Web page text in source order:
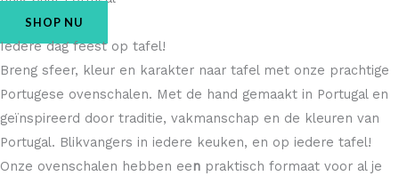
SHOP NU
Iedere dag feest op tafel!
Breng sfeer, kleur en karakter naar tafel met onze prachtige
Portugese ovenschalen. Met de hand gemaakt in Portugal en
geïnspireerd door traditie, vakmanschap en de kleuren van
Portugal. Blikvangers in iedere keuken, en op iedere tafel!
Onze ovenschalen hebben een praktisch formaat voor al je